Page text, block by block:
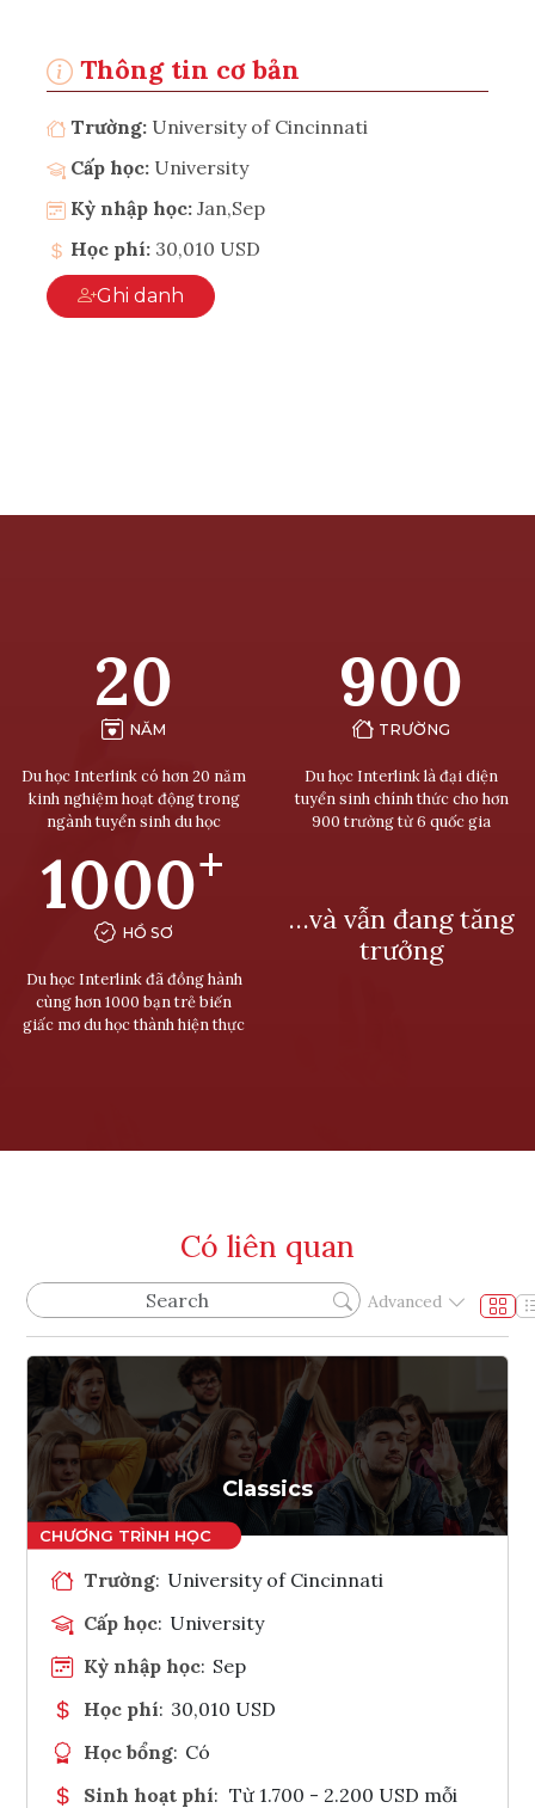
Thông tin cơ bản
Trường: University of Cincinnati
Cấp học: University
Kỳ nhập học: Jan,Sep
Học phí: 30,010 USD
Ghi danh
20
NĂM
Du học Interlink có hơn 20 năm
kinh nghiệm hoạt động trong
ngành tuyển sinh du học
900
TRƯỜNG
Du học Interlink là đại diện
tuyển sinh chính thức cho hơn
900 trường từ 6 quốc gia
1000+
HỒ SƠ
Du học Interlink đã đồng hành
cùng hơn 1000 bạn trẻ biến
giấc mơ du học thành hiện thực
…và vẫn đang tăng
trưởng
Có liên quan
Advanced
Classics
Trường: University of Cincinnati
Cấp học: University
Kỳ nhập học: Sep
Học phí: 30,010 USD
Học bổng: Có
Sinh hoạt phí: Từ 1.700 - 2.200 USD mỗi